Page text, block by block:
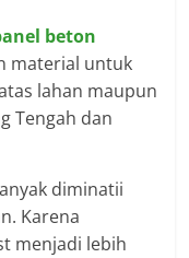
beton
material untuk
lahan maupun
Tengah dan
diminatii
Karena
menjadi lebih